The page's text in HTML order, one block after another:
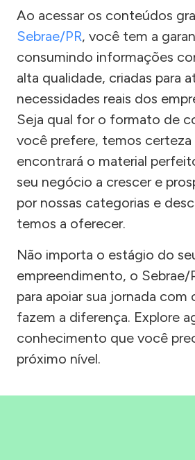
Ao acessar os conteúdos
Sebrae/PR, você tem a
consumindo informações
alta qualidade, criadas para
necessidades reais dos
Seja qual for o formato de
você prefere, temos certeza
encontrará o material
seu negócio a crescer e
por nossas categorias e
temos a oferecer.
Não importa o estágio do
empreendimento, o Sebrae/
para apoiar sua jornada
fazem a diferença. Explore
conhecimento que você
próximo nível.